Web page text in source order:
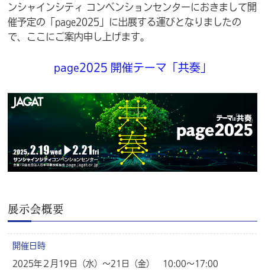
ンシャインシティ コンベンションセンターにおきまして開
催予定の「page2025」に出展する運びとなりましたの
で、ここにご案内申し上げます。
page2025 開催テーマ「共奏」
展示会概要
開催日時
2025年２月19日（水）～21日（金） 10:00～17:00